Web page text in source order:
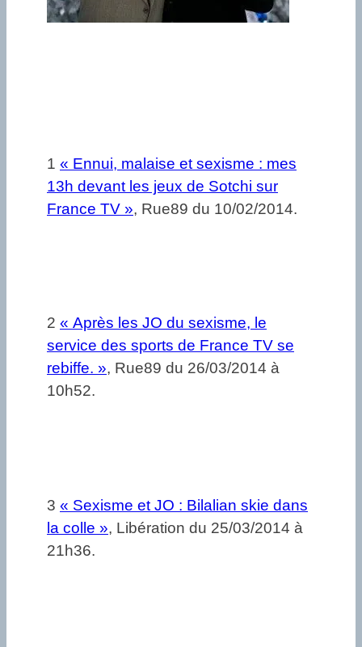
1 « Ennui, malaise et sexisme : mes
13h devant les jeux de Sotchi sur
France TV », Rue89 du 10/02/2014.
2 « Après les JO du sexisme, le
service des sports de France TV se
rebiffe. », Rue89 du 26/03/2014 à
10h52.
3 « Sexisme et JO : Bilalian skie dans
la colle », Libération du 25/03/2014 à
21h36.